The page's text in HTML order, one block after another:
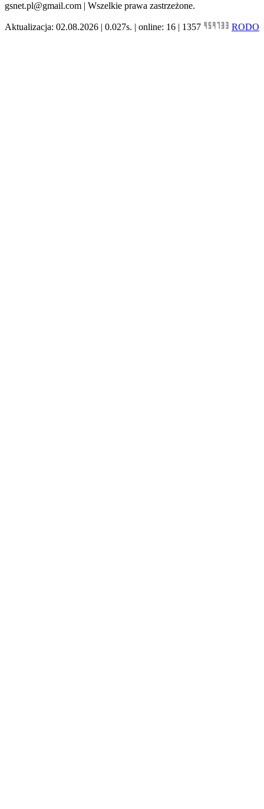
gsnet.pl@gmail.com | Wszelkie prawa zastrzeżone.
Aktualizacja: 02.08.2026 | 0.027s. | online: 16 | 1357 RODO